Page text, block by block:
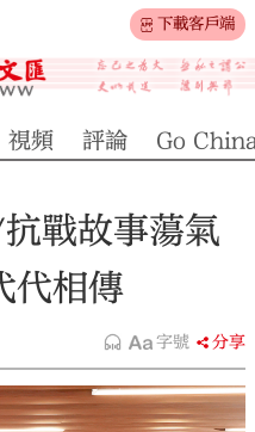
下載客戶端
視頻 評論 Go
戰故事蕩氣
代相傳
字號 分享